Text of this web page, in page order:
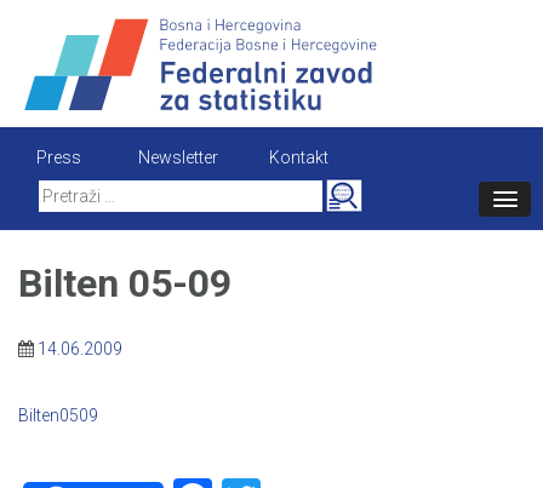
content
Press Newsletter
Kontakt
Search
for:
Bilten 05-09
14.06.2009
Bilten0509